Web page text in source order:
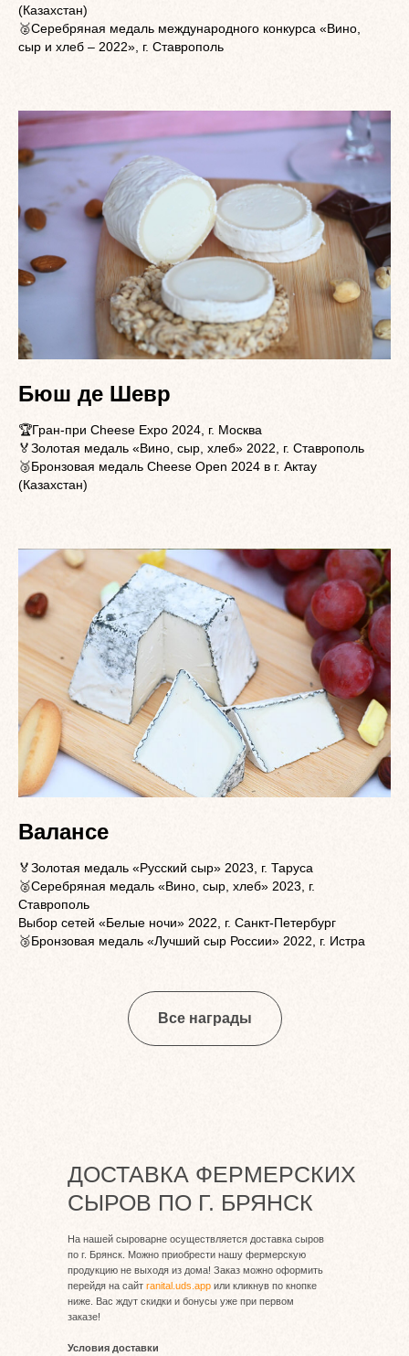
(Казахстан)
🥈Серебряная медаль международного конкурса «Вино,
сыр и хлеб – 2022», г. Ставрополь
Бюш де Шевр
🏆Гран-при Cheese Expo 2024, г. Москва
🏅Золотая медаль «Вино, сыр, хлеб» 2022, г. Ставрополь
🥉Бронзовая медаль Cheese Open 2024 в г. Актау
(Казахстан)
Валансе
🏅Золотая медаль «Русский сыр» 2023, г. Таруса
🥈Серебряная медаль «Вино, сыр, хлеб» 2023, г.
Ставрополь
Выбор сетей «Белые ночи» 2022, г. Санкт-Петербург
🥉Бронзовая медаль «Лучший сыр России» 2022, г. Истра
Все награды
ДОСТАВКА ФЕРМЕРСКИХ
СЫРОВ ПО Г. БРЯНСК
На нашей сыроварне осуществляется доставка сыров
по г. Брянск. Можно приобрести нашу фермерскую
продукцию не выходя из дома! Заказ можно оформить
перейдя на сайт ranital.uds.app или кликнув по кнопке
ниже. Вас ждут скидки и бонусы уже при первом
заказе!
Условия доставки